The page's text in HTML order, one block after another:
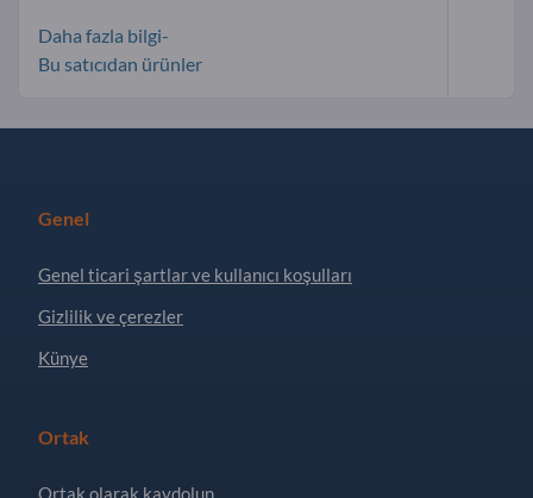
Daha fazla bilgi-
Bu satıcıdan ürünler
Genel
Genel ticari şartlar ve kullanıcı koşulları
Gizlilik ve çerezler
Künye
Ortak
Ortak olarak kaydolun